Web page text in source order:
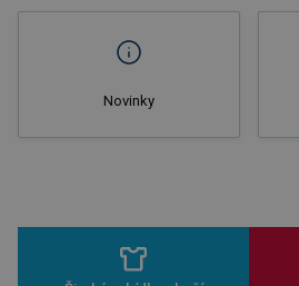
Novinky